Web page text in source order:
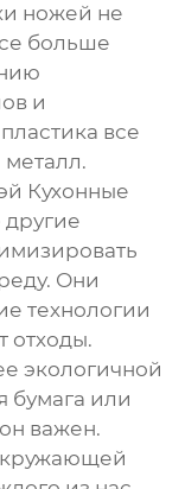
ножей не
больше
и
все
Кухонные
Они
технологии
отходы.
экологичной
бумага или
важен.